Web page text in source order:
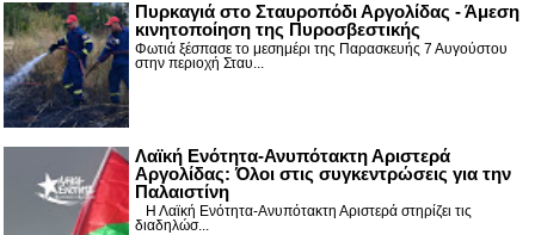
Πυρκαγιά στο Σταυροπόδι Αργολίδας - Άμεση
κινητοποίηση της Πυροσβεστικής
Φωτιά ξέσπασε το μεσημέρι της Παρασκευής 7 Αυγούστου
στην περιοχή Σταυ...
Λαϊκή Ενότητα-Ανυπότακτη Αριστερά
Αργολίδας: Όλοι στις συγκεντρώσεις για την
Παλαιστίνη
Η Λαϊκή Ενότητα-Ανυπότακτη Αριστερά στηρίζει τις
διαδηλώσ...